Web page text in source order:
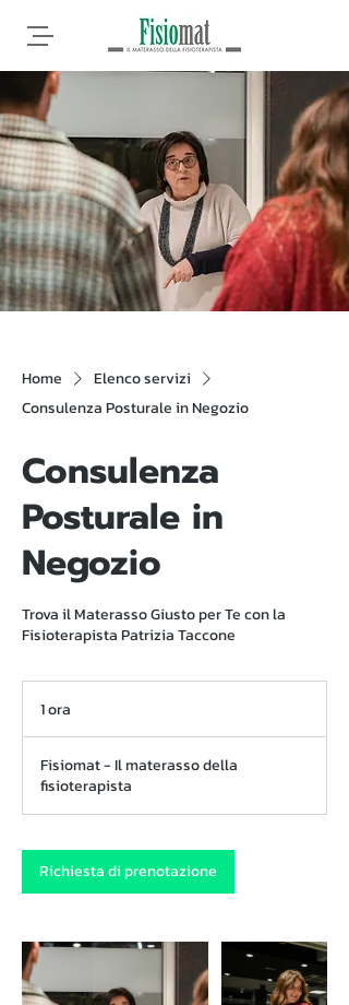
Home
Elenco servizi
Consulenza Posturale in Negozio
Consulenza
Posturale in
Negozio
Trova il Materasso Giusto per Te con la
Fisioterapista Patrizia Taccone
1 ora
Fisiomat - Il materasso della
fisioterapista
Richiesta di prenotazione